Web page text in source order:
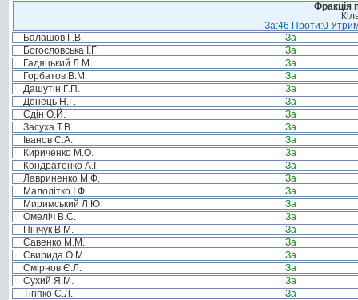
Фракція
За:46 Проти:0
Балашов Г.В.
За
Богословська І.Г.
За
Гадяцький Л.М.
За
Горбатов В.М.
За
Дашутін Г.П.
За
Донець Н.Г.
За
Єдін О.Й.
За
Засуха Т.В.
За
Іванов С.А.
За
Кириченко М.О.
За
Кондратенко А.І.
За
Лавриненко М.Ф.
За
Малолітко І.Ф.
За
Миримський Л.Ю.
За
Омеліч В.С.
За
Пінчук В.М.
За
Савенко М.М.
За
Свирида О.М.
За
Смірнов Є.Л.
За
Сухий Я.М.
За
Тігіпко С.Л.
За